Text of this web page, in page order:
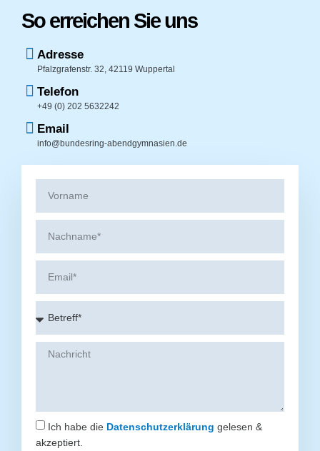
So erreichen Sie uns
Adresse
Pfalzgrafenstr. 32, 42119 Wuppertal
Telefon
+49 (0) 202 5632242
Email
info@bundesring-abendgymnasien.de
Ich habe die Datenschutzerklärung gelesen &
akzeptiert.